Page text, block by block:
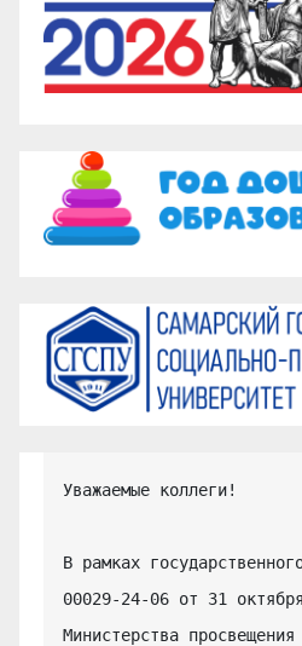
Уважаемые коллеги!
В рамках
00029-24-06 от 31
Министерства просвещения